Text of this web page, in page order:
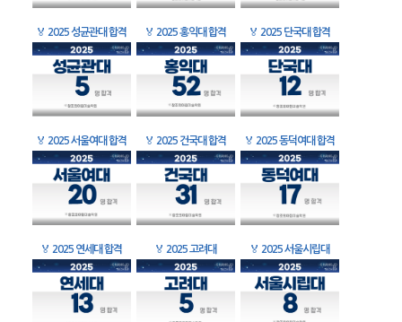
🏅 2025 성균관대 합격 🏅 2025 홍익대 합격 🏅 2025 단국대 합격
🏅 2025 서울여대 합격 🏅 2025 건국대 합격 🏅 2025 동덕여대 합격
🏅 2025 연세대 합격 🏅 2025 고려대 🏅 2025 서울시립대